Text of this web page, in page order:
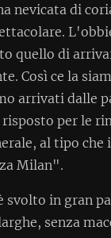
nevicata di
quello di
Così ce la
arrivati dalle
per le
al tipo che
Milan".
svolto in gran
senza